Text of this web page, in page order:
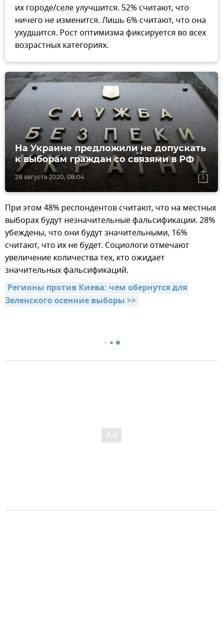
их городе/селе улучшится. 52% считают, что
ничего не изменится. Лишь 6% считают, что она
ухудшится. Рост оптимизма фиксируется во всех
возрастных категориях.
28 августа 2020, 08:04
На Украине предложили не допускать
к выборам граждан со связями в РФ
При этом 48% респондентов считают, что на местных
выборах будут незначительные фальсификации. 28%
убеждены, что они будут значительными, 16%
считают, что их не будет. Социологи отмечают
увеличение количества тех, кто ожидает
значительных фальсификаций.
Регионы против Киева: чем обернутся для
Зеленского осенние выборы >>